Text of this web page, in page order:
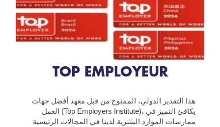
TOP EMPLOYEUR
العمل (Top Employers Institute)، يكافئ التميز في
ممارسات الموارد البشرية لدينا في المجالات الرئيسية